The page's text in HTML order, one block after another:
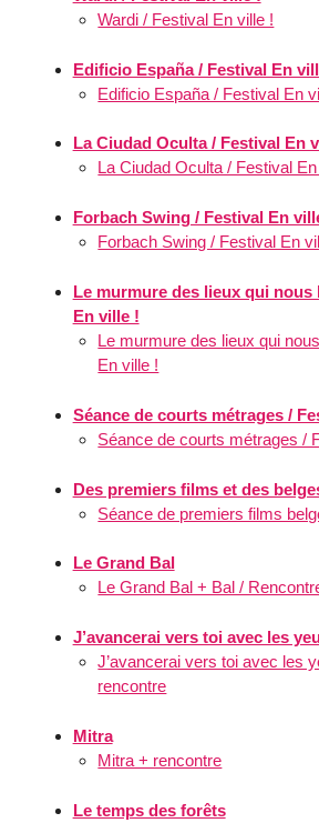
Wardi / Festival En ville !
Edificio España / Festival En
Edificio España / Festival En
La Ciudad Oculta / Festival En
La Ciudad Oculta / Festival
Forbach Swing / Festival En
Forbach Swing / Festival En
Le murmure des lieux qui nous
En ville !
Le murmure des lieux qui
En ville !
Séance de courts métrages /
Séance de courts métrages /
Des premiers films et des
Séance de premiers films
Le Grand Bal
Le Grand Bal + Bal /
J’avancerai vers toi avec les
J’avancerai vers toi avec les
rencontre
Mitra
Mitra + rencontre
Le temps des forêts